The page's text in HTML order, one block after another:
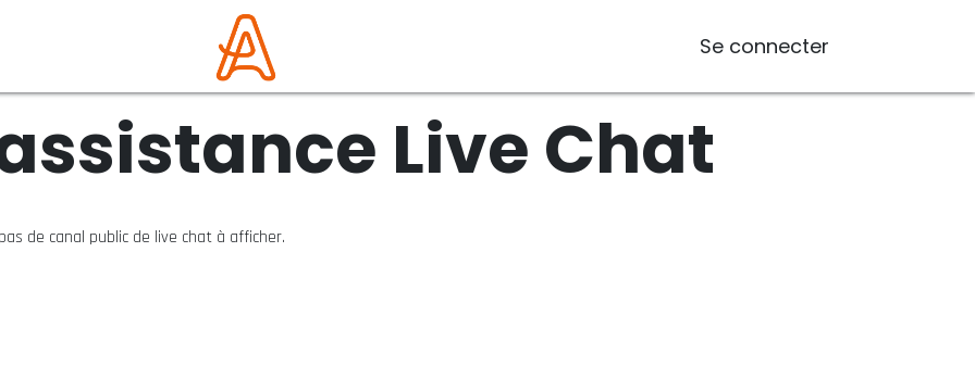
Se connecter
Live Chat
de canal public de live chat à afficher.